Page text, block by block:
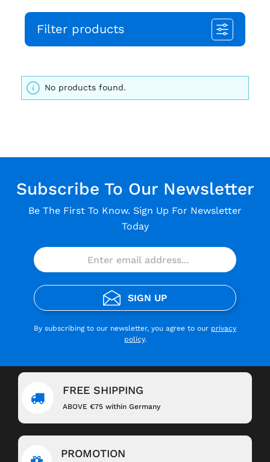
Filter products
No products found.
Subscribe To Our Newsletter
Be The First To Know. Sign Up For Newsletter
Today
SIGN UP
By subscribing to our newsletter, you agree to our privacy
policy.
FREE SHIPPING
ABOVE €75 within Germany
PROMOTION